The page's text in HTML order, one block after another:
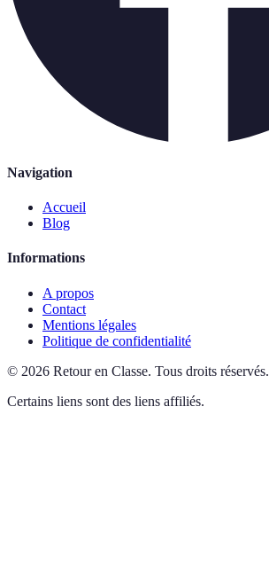
Navigation
Accueil
Blog
Informations
A propos
Contact
Mentions légales
Politique de confidentialité
© 2026 Retour en Classe. Tous droits réservés.
Certains liens sont des liens affiliés.